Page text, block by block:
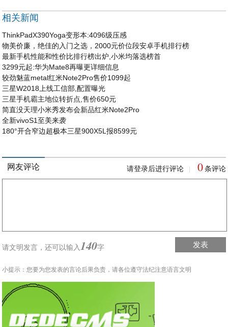
相关新闻
ThinkPadX390Yoga变形本:4096级压感
物美价廉，绝佳的入门之选，2000元价位段安卓手机排行榜
最新手机性能和性价比排行榜出炉,小米均落选榜首
3299元起:华为Mate8再曝更详细信息
较劲魅蓝metal红米Note2Pro售价1099起
三星W2018上线工信部,配置曝光
三星手机霸主地位转折点,售价650元
简直没天理小米秀发布会新品红米Note2Pro
全新vivoS1至美来袭
180°开合窄边超极本三星900X5L报8599元
网友评论 请登录后进行评论 | 0 条评论
请文明发言，还可以输入 140字 发表
小提示：您要为您发表的言论后果负责，请各位遵守法纪注意语言文明